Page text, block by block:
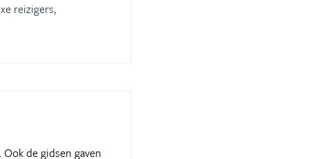
reizigers,
de gidsen gaven